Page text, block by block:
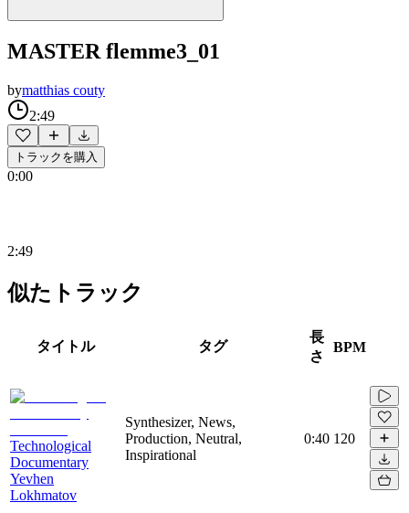
MASTER flemme3_01
bymatthias couty
2:49
トラックを購入
0:00
2:49
似たトラック
タイトル タグ
長
さ
BPM
Technological
Documentary
Yevhen
Lokhmatov
Synthesizer, News,
Production, Neutral,
Inspirational
0:40 120